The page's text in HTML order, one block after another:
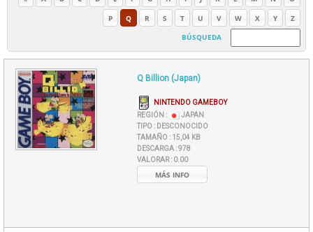
P
Q R S T U V W X Y
Z
BÚSQUEDA
Q Billion (Japan)
NINTENDO GAMEBOY
REGIÓN :
JAPAN
TIPO : DESCONOCIDO
TAMAÑO : 15,04 KB
DESCARGA :978
VALORAR : 0.00
MÁS INFO